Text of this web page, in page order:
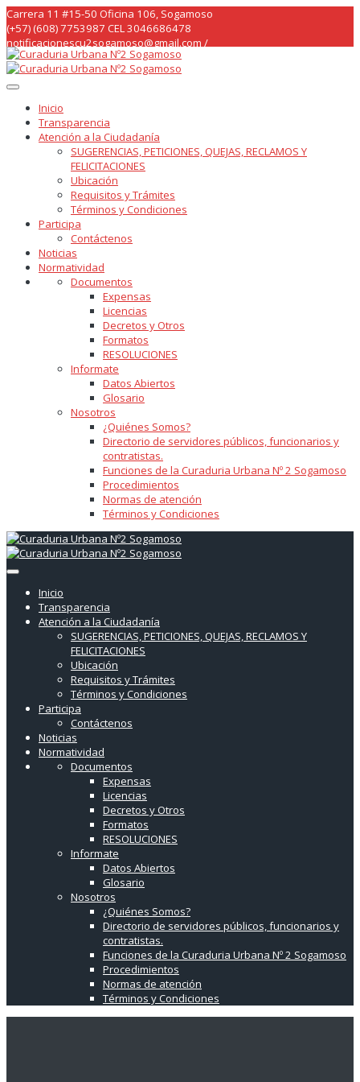
Skip
to
content
Carrera 11 #15-50 Oficina 106, Sogamoso
(+57) (608) 7753987 CEL 3046686478
notificacionescu2sogamoso@gmail.com /
curaduria2sogamoso@gmail.com /
Inicio
Transparencia
Atención a la Ciudadanía
SUGERENCIAS, PETICIONES, QUEJAS, RECLAMOS Y
FELICITACIONES
Ubicación
Requisitos y Trámites
Términos y Condiciones
Participa
Contáctenos
Noticias
Normatividad
Documentos
Expensas
Licencias
Decretos y Otros
Formatos
RESOLUCIONES
Informate
Datos Abiertos
Glosario
Nosotros
¿Quiénes Somos?
Directorio de servidores públicos, funcionarios y
contratistas.
Funciones de la Curaduria Urbana Nº 2 Sogamoso
Procedimientos
Normas de atención
Términos y Condiciones
Inicio
Transparencia
Atención a la Ciudadanía
SUGERENCIAS, PETICIONES, QUEJAS, RECLAMOS Y
FELICITACIONES
Ubicación
Requisitos y Trámites
Términos y Condiciones
Participa
Contáctenos
Noticias
Normatividad
Documentos
Expensas
Licencias
Decretos y Otros
Formatos
RESOLUCIONES
Informate
Datos Abiertos
Glosario
Nosotros
¿Quiénes Somos?
Directorio de servidores públicos, funcionarios y
contratistas.
Funciones de la Curaduria Urbana Nº 2 Sogamoso
Procedimientos
Normas de atención
Términos y Condiciones